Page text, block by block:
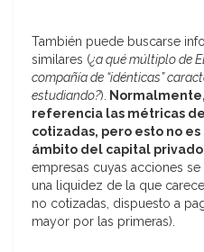
También puede buscarse
similares (¿a qué múltiplo de
compañía de “idénticas”
estudiando?).
referencia las métricas
cotizadas, pero esto no
ámbito del capital privado
empresas cuyas acciones
una liquidez de la que
no cotizadas, dispuesto a
mayor por las primeras).